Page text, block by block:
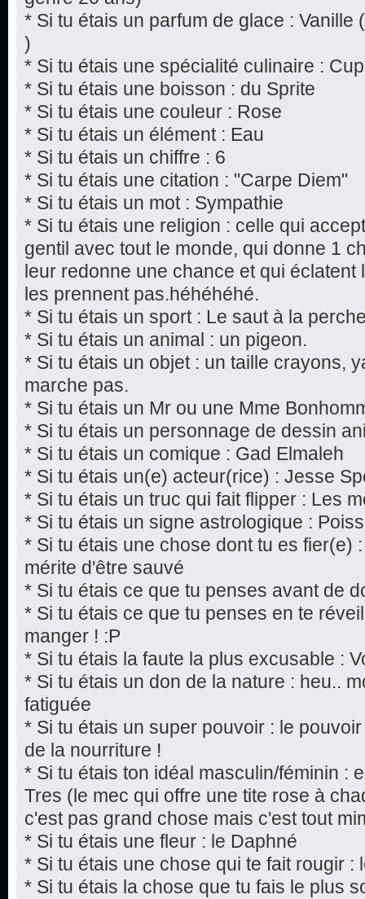
* Si tu étais un parfum de glace : Vanille
)
* Si tu étais une spécialité culinaire :
* Si tu étais une boisson : du Sprite
* Si tu étais une couleur : Rose
* Si tu étais un élément : Eau
* Si tu étais un chiffre : 6
* Si tu étais une citation : "Carpe Diem"
* Si tu étais un mot : Sympathie
* Si tu étais une religion : celle qui
gentil avec tout le monde, qui donne 1
leur redonne une chance et qui
les prennent pas.héhéhéhé.
* Si tu étais un sport : Le saut à la
* Si tu étais un animal : un pigeon.
* Si tu étais un objet : un taille crayons,
marche pas.
* Si tu étais un Mr ou une Mme
* Si tu étais un personnage de dessin
* Si tu étais un comique : Gad Elmaleh
* Si tu étais un(e) acteur(rice) : Jesse
* Si tu étais un truc qui fait flipper : Les
* Si tu étais un signe astrologique :
* Si tu étais une chose dont tu es fier(e)
mérite d'être sauvé
* Si tu étais ce que tu penses avant de
* Si tu étais ce que tu penses en te
manger ! :P
* Si tu étais la faute la plus excusable :
* Si tu étais un don de la nature : heu..
fatiguée
* Si tu étais un super pouvoir : le
de la nourriture !
* Si tu étais ton idéal masculin/féminin :
Tres (le mec qui offre une tite rose à
c'est pas grand chose mais c'est tout
* Si tu étais une fleur : le Daphné
* Si tu étais une chose qui te fait rougir :
* Si tu étais la chose que tu fais le plus